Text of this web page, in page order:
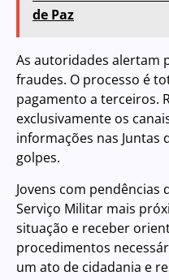
de Paz
As autoridades alertam
fraudes. O processo é
pagamento a terceiros.
exclusivamente os
informações nas Juntas
golpes.
Jovens com pendências
Serviço Militar mais
situação e receber
procedimentos
um ato de cidadania e